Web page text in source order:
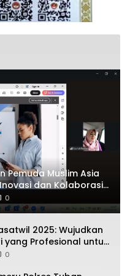
Pemuda Muslim Asia
dan Kolaborasi
0
2025: Wujudkan
yang Profesional untuk
0